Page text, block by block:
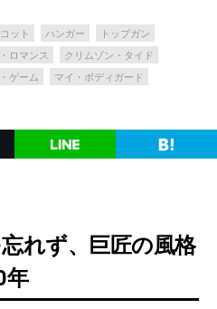
ット ハンガー
トップガン
ロマンス
クリムゾン・タイド
ゲーム
マイ・ボディガード
れず、巨匠の風格
年